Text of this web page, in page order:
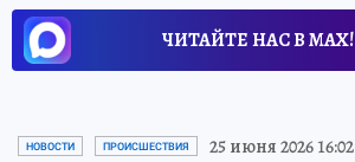
ЧИТАЙТЕ НАС В МАХ!
НОВОСТИ ПРОИСШЕСТВИЯ 25 июня 2026 16:02